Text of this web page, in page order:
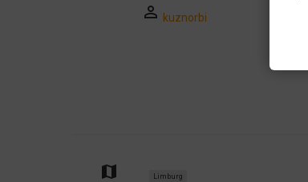
perm_identity kuznorbi
map Limburg